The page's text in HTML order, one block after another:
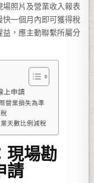
照片及營業收入報表
一個月內即可獲得稅
，應主動聯繫所屬分
上申請
營業損失為準
天數比例減稅
現場勘
請